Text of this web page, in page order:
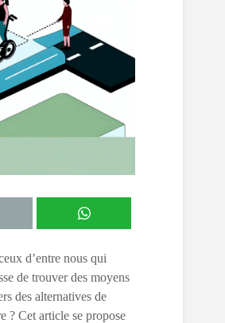
d’entre nous qui
de trouver des moyens
des alternatives de
? Cet article se propose